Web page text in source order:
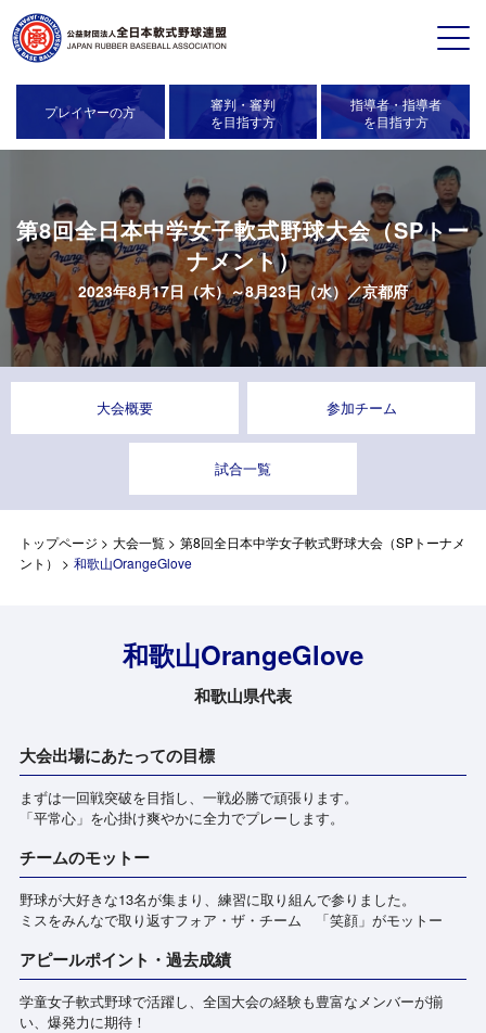
プレイヤーの方
審判・審判
を目指す方
指導者・指導者
を目指す方
第8回全日本中学女子軟式野球大会（SPトー
ナメント）
2023年8月17日（木）～8月23日（水）／京都府
大会概要 参加チーム
試合一覧
トップページ > 大会一覧> 第8回全日本中学女子軟式野球大会（SPトーナメ
ント）
> 和歌山OrangeGlove
和歌山OrangeGlove
和歌山県代表
大会出場にあたっての目標
まずは一回戦突破を目指し、一戦必勝で頑張ります。
「平常心」を心掛け爽やかに全力でプレーします。
チームのモットー
野球が大好きな13名が集まり、練習に取り組んで参りました。
ミスをみんなで取り返すフォア・ザ・チーム 「笑顔」がモットー
アピールポイント・過去成績
学童女子軟式野球で活躍し、全国大会の経験も豊富なメンバーが揃
い、爆発力に期待！